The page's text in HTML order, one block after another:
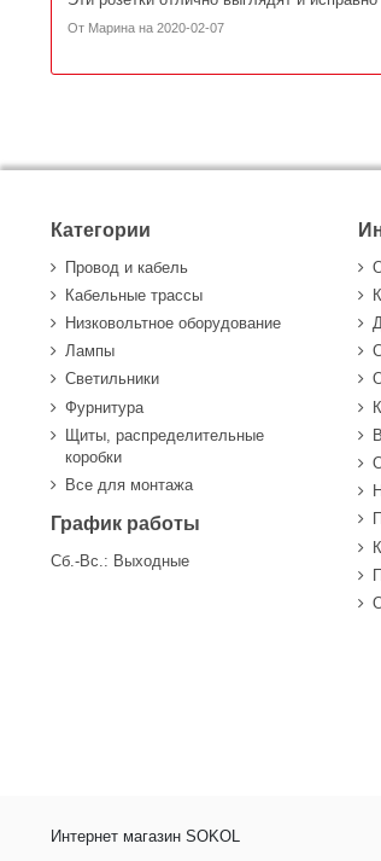
От Марина на 2020-02-07
Категории
Провод и кабель
Кабельные трассы
Низковольтное оборудование
Лампы
Светильники
Фурнитура
Щиты, распределительные
коробки
Все для монтажа
График работы
Сб.-Вс.: Выходные
Интернет магазин SOKOL